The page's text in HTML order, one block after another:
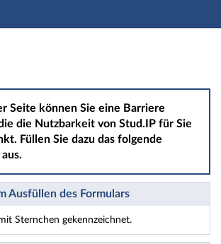
Hauptnavigation
Seite können Sie eine Barriere
die Nutzbarkeit von Stud.IP für Sie
Füllen Sie dazu das folgende
Ausfüllen des Formulars
Sternchen gekennzeichnet.
Pflichtfelder.